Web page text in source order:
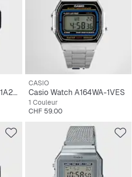
Utility Black GA-2100-1A2ER
CASIO
Casio Watch A164WA-1VES
1 Couleur
Prix
CHF 59.00